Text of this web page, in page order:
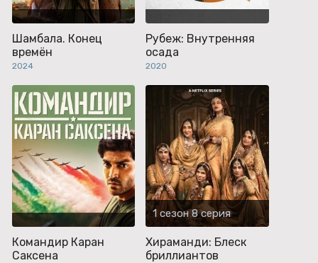
Шамбала. Конец
времён
2024
Рубеж: Внутренняя
осада
2020
Командир Каран
Саксена
1 сезон 8 серия
Хираманди: Блеск
бриллиантов